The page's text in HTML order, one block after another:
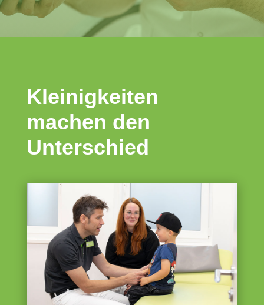
Kleinigkeiten
machen den
Unterschied